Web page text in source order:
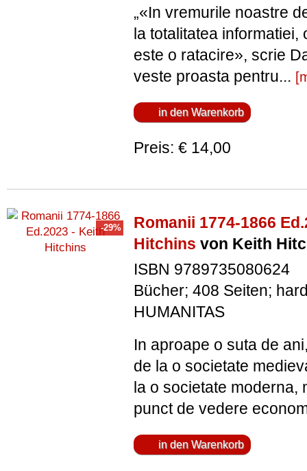
„«In vremurile noastre
la totalitatea informatiei,
este o ratacire», scrie
veste proasta pentru...
Preis: € 14,00
Romanii 1774-1866
Hitchins von Keith
ISBN 9789735080624
Bücher; 408 Seiten;
HUMANITAS
In aproape o suta de
de la o societate
la o societate moderna,
punct de vedere